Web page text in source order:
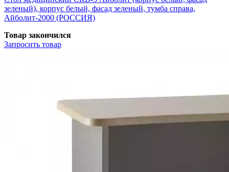
зеленый), корпус белый, фасад зеленый, тумба справа,
Айболит-2000 (РОССИЯ)
Товар закончился
Запросить товар